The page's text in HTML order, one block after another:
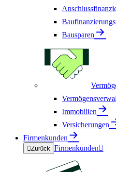
Bausparen
Immobilien
Versicherungen
Firmenkunden
Zurück Firmenkunden